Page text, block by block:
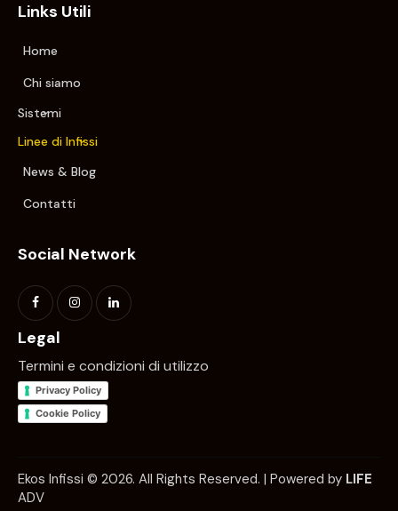
Links Utili
Home
Chi siamo
Sistemi
Linee di Infissi
News & Blog
Contatti
Social Network
Legal
Termini e condizioni di utilizzo
Privacy Policy
Cookie Policy
Ekos Infissi © 2026. All Rights Reserved. | Powered by LIFE
ADV